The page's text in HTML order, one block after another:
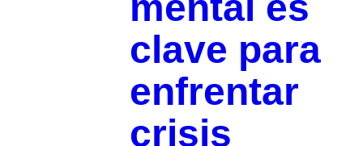
clave para
enfrentar
crisis